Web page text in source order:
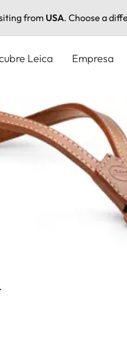
from USA. Choose a
Leica Empresa